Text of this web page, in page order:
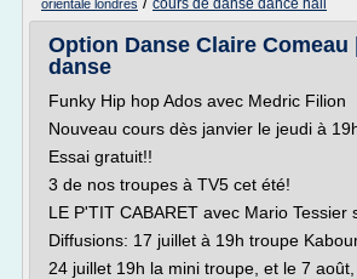
orientale londres cours de danse dance hall
Option Danse Claire Comeau
danse
Funky Hip hop Ados avec Medric Filion
Nouveau cours dès janvier le jeudi à
Essai gratuit!!
3 de nos troupes à TV5 cet été!
LE P'TIT CABARET avec Mario Tessier
Diffusions: 17 juillet à 19h troupe
24 juillet 19h la mini troupe, et le 7